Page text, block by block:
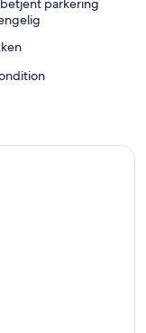
parkering